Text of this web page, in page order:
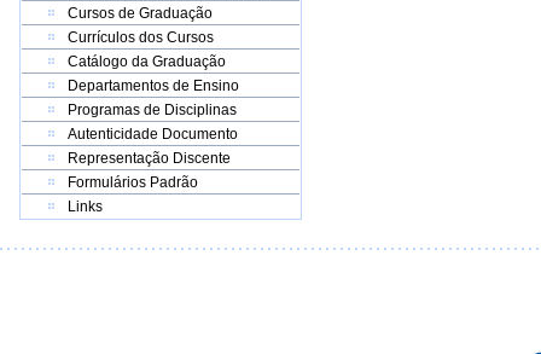
Cursos de Graduação
Currículos dos Cursos
Catálogo da Graduação
Departamentos de Ensino
Programas de Disciplinas
Autenticidade Documento
Representação Discente
Formulários Padrão
Links